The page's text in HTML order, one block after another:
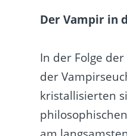
Der Vampir in
In der Folge
der
kristallisierten